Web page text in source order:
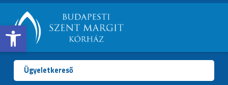
Open toolbar
BUDAPESTI
SZENT
MARGIT
KÓRHÁZ
Ügyeletkereső